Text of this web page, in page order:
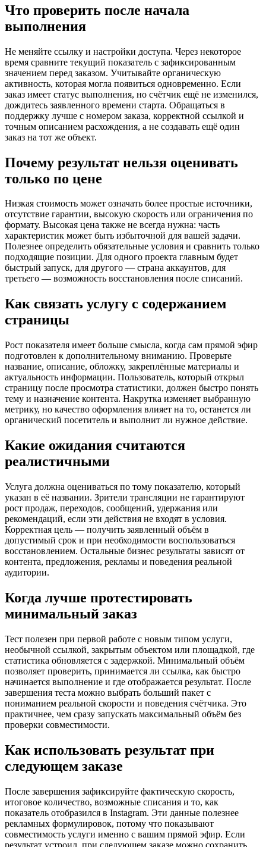
Что проверить после начала
выполнения
Не меняйте ссылку и настройки доступа. Через некоторое
время сравните текущий показатель с зафиксированным
значением перед заказом. Учитывайте органическую
активность, которая могла появиться одновременно. Если
заказ имеет статус выполнения, но счётчик ещё не изменился,
дождитесь заявленного времени старта. Обращаться в
поддержку лучше с номером заказа, корректной ссылкой и
точным описанием расхождения, а не создавать ещё один
заказ на тот же объект.
Почему результат нельзя оценивать
только по цене
Низкая стоимость может означать более простые источники,
отсутствие гарантии, высокую скорость или ограничения по
формату. Высокая цена также не всегда нужна: часть
характеристик может быть избыточной для вашей задачи.
Полезнее определить обязательные условия и сравнить только
подходящие позиции. Для одного проекта главным будет
быстрый запуск, для другого — страна аккаунтов, для
третьего — возможность восстановления после списаний.
Как связать услугу с содержанием
страницы
Рост показателя имеет больше смысла, когда сам прямой эфир
подготовлен к дополнительному вниманию. Проверьте
название, описание, обложку, закреплённые материалы и
актуальность информации. Пользователь, который открыл
страницу после просмотра статистики, должен быстро понять
тему и назначение контента. Накрутка изменяет выбранную
метрику, но качество оформления влияет на то, останется ли
органический посетитель и выполнит ли нужное действие.
Какие ожидания считаются
реалистичными
Услуга должна оцениваться по тому показателю, который
указан в её названии. Зрители трансляции не гарантируют
рост продаж, переходов, сообщений, удержания или
рекомендаций, если эти действия не входят в условия.
Корректная цель — получить заявленный объём в
допустимый срок и при необходимости воспользоваться
восстановлением. Остальные бизнес результаты зависят от
контента, предложения, рекламы и поведения реальной
аудитории.
Когда лучше протестировать
минимальный заказ
Тест полезен при первой работе с новым типом услуги,
необычной ссылкой, закрытым объектом или площадкой, где
статистика обновляется с задержкой. Минимальный объём
позволяет проверить, принимается ли ссылка, как быстро
начинается выполнение и где отображается результат. После
завершения теста можно выбрать больший пакет с
пониманием реальной скорости и поведения счётчика. Это
практичнее, чем сразу запускать максимальный объём без
проверки совместимости.
Как использовать результат при
следующем заказе
После завершения зафиксируйте фактическую скорость,
итоговое количество, возможные списания и то, как
показатель отобразился в Instagram. Эти данные полезнее
рекламных формулировок, потому что показывают
совместимость услуги именно с вашим прямой эфир. Если
результат устроил, при следующем заказе можно сохранить